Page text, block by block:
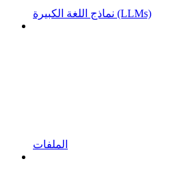
نماذج اللغة الكبيرة (LLMs)
الملفات